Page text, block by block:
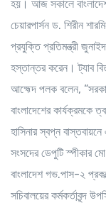
হয়। আজ সকালে বাংলাদেশ
চেয়ারপার্সন ড. শিরীন
প্রযুক্তি প্রতিমন্ত্রী
হস্তান্তর করেন। ট্যাব
আহ্মেদ পলক বলেন,
বাংলাদেশের কার্যক্রমকে
হাসিনার স্বপ্ন
সংসদের ডেপুটি স্পীকার
বাংলাদেশ গভ.পাস-২
সচিবালয়ের কর্মকর্তাবৃন্দ